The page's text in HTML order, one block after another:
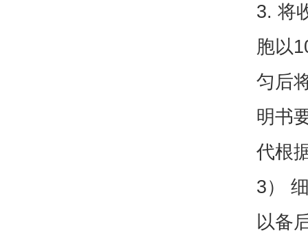
3. 将
胞以
匀后
明书
代根
3）
以备